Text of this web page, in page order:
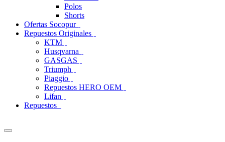
Polos
Shorts
Ofertas Socopur
Repuestos Originales
KTM
Husqvarna
GASGAS
Triumph
Piaggio
Repuestos HERO OEM
Lifan
Repuestos